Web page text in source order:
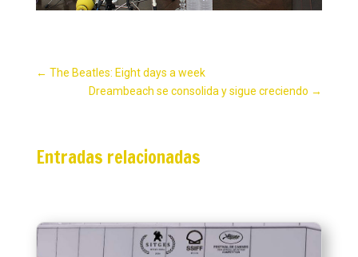
← The Beatles: Eight days a week
Dreambeach se consolida y sigue creciendo →
Entradas relacionadas